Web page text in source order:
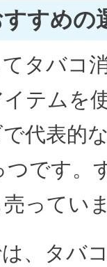
すめの
タバコ
テムを
代表的
つです。
ってい
、タバ